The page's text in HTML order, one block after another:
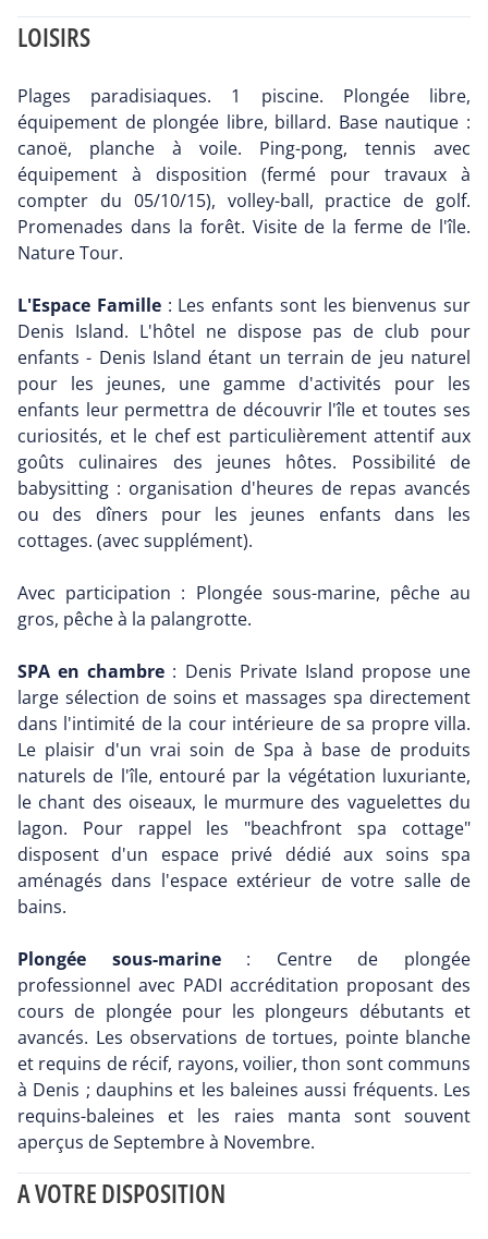
LOISIRS
Plages paradisiaques. 1 piscine. Plongée libre,
équipement de plongée libre, billard. Base nautique :
canoë, planche à voile. Ping-pong, tennis avec
équipement à disposition (fermé pour travaux à
compter du 05/10/15), volley-ball, practice de golf.
Promenades dans la forêt. Visite de la ferme de l'île.
Nature Tour.
L'Espace Famille: Les enfants sont les bienvenus sur
Denis Island. L'hôtel ne dispose pas de club pour
enfants - Denis Island étant un terrain de jeu naturel
pour les jeunes, une gamme d'activités pour les
enfants leur permettra de découvrir l'île et toutes ses
curiosités, et le chef est particulièrement attentif aux
goûts culinaires des jeunes hôtes. Possibilité de
babysitting : organisation d'heures de repas avancés
ou des dîners pour les jeunes enfants dans les
cottages. (avec supplément).
Avec participation : Plongée sous-marine, pêche au
gros, pêche à la palangrotte.
SPA en chambre : Denis Private Island propose une
large sélection de soins et massages spa directement
dans l'intimité de la cour intérieure de sa propre villa.
Le plaisir d'un vrai soin de Spa à base de produits
naturels de l'île, entouré par la végétation luxuriante,
le chant des oiseaux, le murmure des vaguelettes du
lagon. Pour rappel les "beachfront spa cottage"
disposent d'un espace privé dédié aux soins spa
aménagés dans l'espace extérieur de votre salle de
bains.
Plongée sous-marine: Centre de plongée
professionnel avec PADI accréditation proposant des
cours de plongée pour les plongeurs débutants et
avancés. Les observations de tortues, pointe blanche
et requins de récif, rayons, voilier, thon sont communs
à Denis ; dauphins et les baleines aussi fréquents. Les
requins-baleines et les raies manta sont souvent
aperçus de Septembre à Novembre.
A VOTRE DISPOSITION